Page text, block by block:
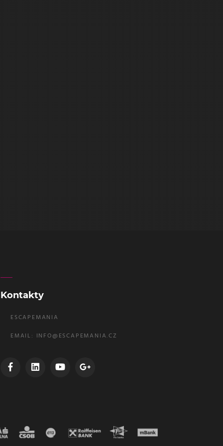
Kontakty
ESCAPEMANIA
EMAIL: INFO@ESCAPEMANIA.CZ